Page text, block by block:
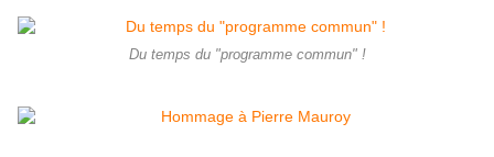
Du temps du "programme commun" !